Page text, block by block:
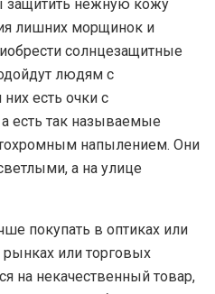
защитить нежную кожу
лишних морщинок и
солнцезащитные
людям с
есть очки с
есть так называемые
напылением. Они
а на улице
покупать в оптиках или
или торговых
на некачественный товар,